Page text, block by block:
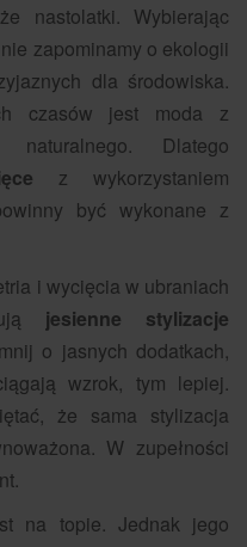
nastolatki. Wybierając
zapominamy o ekologii
dla środowiska.
czasów jest moda z
naturalnego. Dlatego
z wykorzystaniem
być wykonane z
i wycięcia w ubraniach
jesienne stylizacje
o jasnych dodatkach,
wzrok, tym lepiej.
że sama stylizacja
W zupełności
na topie. Jednak jego